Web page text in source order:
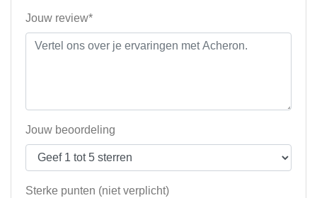
Jouw review*
Jouw beoordeling
Sterke punten (niet verplicht)